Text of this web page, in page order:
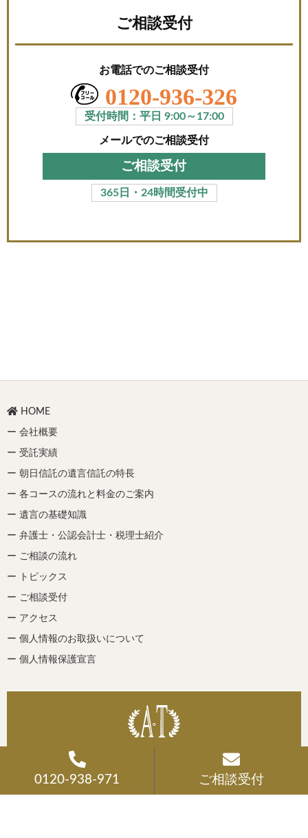
ご相談受付
お電話でのご相談受付
0120-936-326
受付時間：平日 9:00～17:00
メールでのご相談受付
ご相談受付
365日・24時間受付中
Site
Footer
HOME
ー 会社概要
ー 受託実績
ー 朝日信託の遺言信託の特長
ー 各コースの流れと料金のご案内
ー 遺言の基礎知識
ー 弁護士・公認会計士・税理士紹介
ー ご相談の流れ
ー トピックス
ー ご相談受付
ー アクセス
ー 個人情報のお取扱いについて
ー 個人情報保護宣言
COPYRIGHT © 2026 · 株式会社 朝日信託 · ALL RIGHTS RESERVED.
0120-938-971 ご相談受付